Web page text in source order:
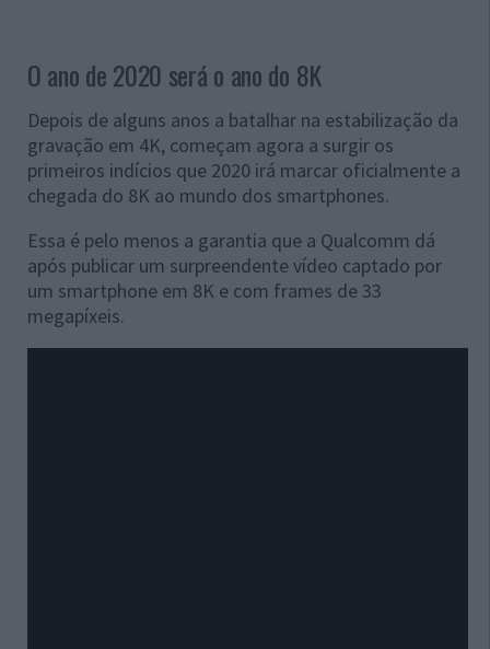
O ano de 2020 será o ano do 8K
Depois de alguns anos a batalhar na estabilização da
gravação em 4K, começam agora a surgir os
primeiros indícios que 2020 irá marcar oficialmente a
chegada do 8K ao mundo dos smartphones.
Essa é pelo menos a garantia que a Qualcomm dá
após publicar um surpreendente vídeo captado por
um smartphone em 8K e com frames de 33
megapíxeis.